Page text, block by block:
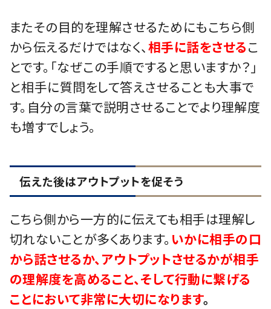
またその目的を理解させるためにもこちら側
から伝えるだけではなく、相手に話をさせるこ
とです。「なぜこの手順ですると思いますか？」
と相手に質問をして答えさせることも大事で
す。自分の言葉で説明させることでより理解度
も増すでしょう。
伝えた後はアウトプットを促そう
こちら側から一方的に伝えても相手は理解し
切れないことが多くあります。 いかに相手の口
から話させるか、アウトプットさせるかが相手
の理解度を高めること、そして行動に繋げる
ことにおいて非常に大切になります。